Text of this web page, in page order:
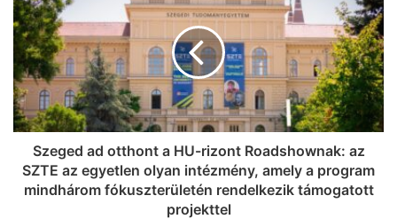
Szeged ad otthont a HU-rizont Roadshownak: az
SZTE az egyetlen olyan intézmény, amely a program
mindhárom fókuszterületén rendelkezik támogatott
projekttel